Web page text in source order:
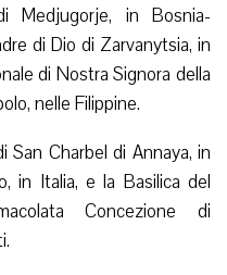
Medjugorje, in Bosnia-
di Dio di Zarvanytsia, in
di Nostra Signora della
nelle Filippine.
San Charbel di Annaya, in
in Italia, e la Basilica del
Concezione di